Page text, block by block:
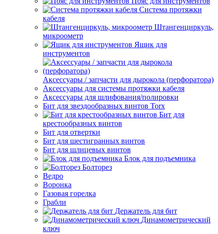
Система протяжки
кабеля
Штангенциркуль,
микроометр
Ящик для
инструментов
Аксессуары / запчасти для дырокола (перфоратора)
Аксессуары для системы протяжки кабеля
Аксессуары для шлифования/полировки
Бит для звездообразных винтов Torx
Бит для
крестообразных винтов
Бит для отвертки
Бит для шестигранных винтов
Бит для шлицевых винтов
Блок для подъемника
Болторез
Ведро
Воронка
Газовая горелка
Грабли
Держатель для бит
Динамометрический
ключ